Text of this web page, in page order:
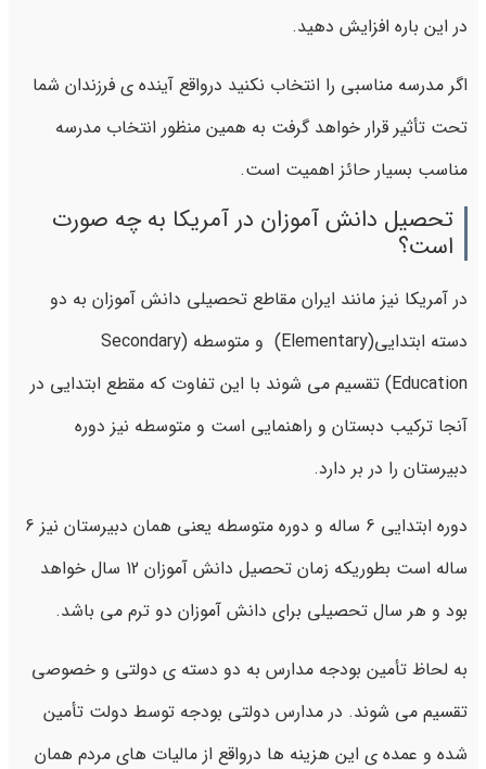
در این باره افزایش دهید.
اگر مدرسه مناسبی را انتخاب نکنید درواقع آینده ی فرزندان شما
تحت تأثیر قرار خواهد گرفت به همین منظور انتخاب مدرسه
مناسب بسیار حائز اهمیت است.
تحصیل دانش آموزان در آمریکا به چه صورت
است؟
در آمریکا نیز مانند ایران مقاطع تحصیلی دانش آموزان به دو
دسته ابتدایی(Elementary) و متوسطه (Secondary
Education) تقسیم می شوند با این تفاوت که مقطع ابتدایی در
آنجا ترکیب دبستان و راهنمایی است و متوسطه نیز دوره
دبیرستان را در بر دارد.
دوره ابتدایی 6 ساله و دوره متوسطه یعنی همان دبیرستان نیز 6
ساله است بطوریکه زمان تحصیل دانش آموزان 12 سال خواهد
بود و هر سال تحصیلی برای دانش آموزان دو ترم می باشد.
به لحاظ تأمین بودجه مدارس به دو دسته ی دولتی و خصوصی
تقسیم می شوند. در مدارس دولتی بودجه توسط دولت تأمین
شده و عمده ی این هزینه ها درواقع از مالیات های مردم همان